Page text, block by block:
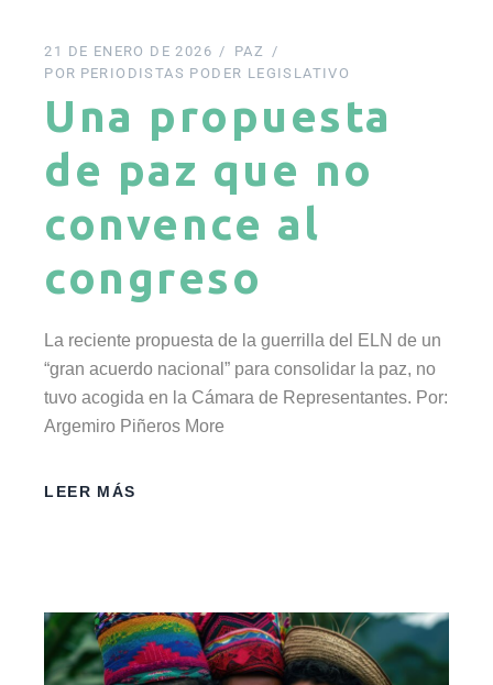
21 DE ENERO DE 2026
PAZ
POR PERIODISTAS PODER LEGISLATIVO
Una propuesta
de paz que no
convence al
congreso
La reciente propuesta de la guerrilla del ELN de un
“gran acuerdo nacional” para consolidar la paz, no
tuvo acogida en la Cámara de Representantes. Por:
Argemiro Piñeros More
LEER MÁS